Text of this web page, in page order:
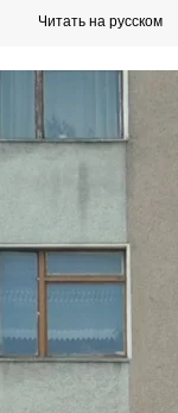
Читать на русском